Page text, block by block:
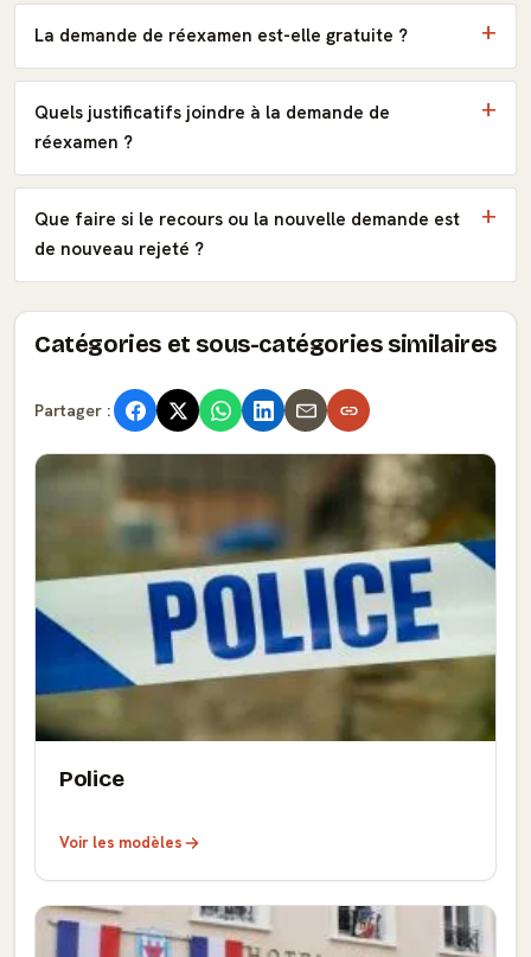
La demande de réexamen est-elle gratuite ?
Quels justificatifs joindre à la demande de
réexamen ?
Que faire si le recours ou la nouvelle demande est
de nouveau rejeté ?
Catégories et sous-catégories similaires
Partager :
Police
Voir les modèles